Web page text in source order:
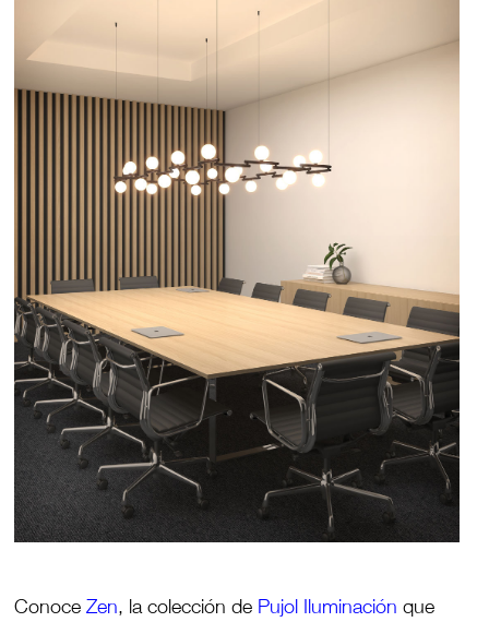
ConoceZen, la colección de Pujol Iluminación que